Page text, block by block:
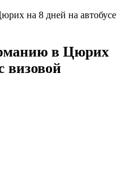
в Цюрих
визовой